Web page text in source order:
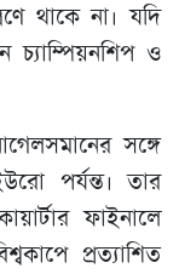
থাকে না। যদি
ও
সঙ্গে
পর্যন্ত। তার
ফাইনালে
প্রত্যাশিত